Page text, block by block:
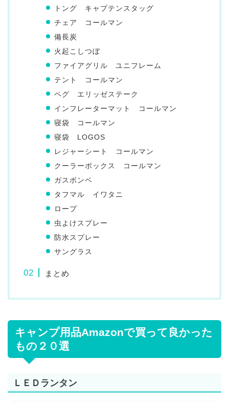
トング キャプテンスタッグ
チェア コールマン
備長炭
火起こしつぼ
ファイアグリル ユニフレーム
テント コールマン
ペグ エリッゼステーク
インフレーターマット コールマン
寝袋 コールマン
寝袋 LOGOS
レジャーシート コールマン
クーラーボックス コールマン
ガスボンベ
タフマル イワタニ
ロープ
虫よけスプレー
防水スプレー
サングラス
まとめ
キャンプ用品Amazonで買って良かった
もの２０選
ＬＥＤランタン